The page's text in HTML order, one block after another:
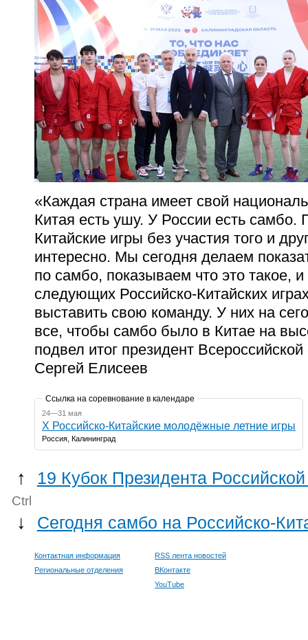
«Каждая страна имеет свой
Китая есть ушу. У России есть самбо.
Китайские игры без участия того и
интересно. Мы сегодня делаем
по самбо, показываем что это такое,
следующих Российско-Китайских
выставить свою команду. У них на
все, чтобы самбо было в Китае на
подвел итог президент
Сергей Елисеев
Ссылка на соревнование в календаре
24—31 мая
X Российско-Китайские молодёжные летние игры
Россия, Калининград
↑ 19 Кубок Президента
Ctrl
↓ Сегодня самбо на Российско-
Контактная информация
Региональные отделения
RSS лента новостей
ВКонтакте
YouTube